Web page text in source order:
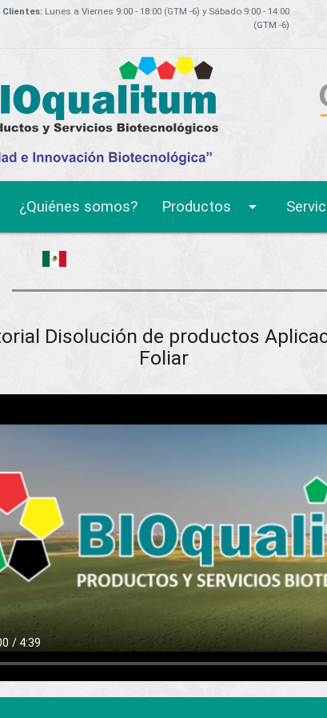
Lunes a Viernes 9:00 - 18:00 (GTM -6) y Sábado 9:00 - 14:00
(GTM -6)
¿Quiénes somos? Productos arrow_drop_down
Disolución de productos
Foliar